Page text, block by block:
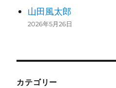
山田風太郎
2026年5月26日
カテゴリー